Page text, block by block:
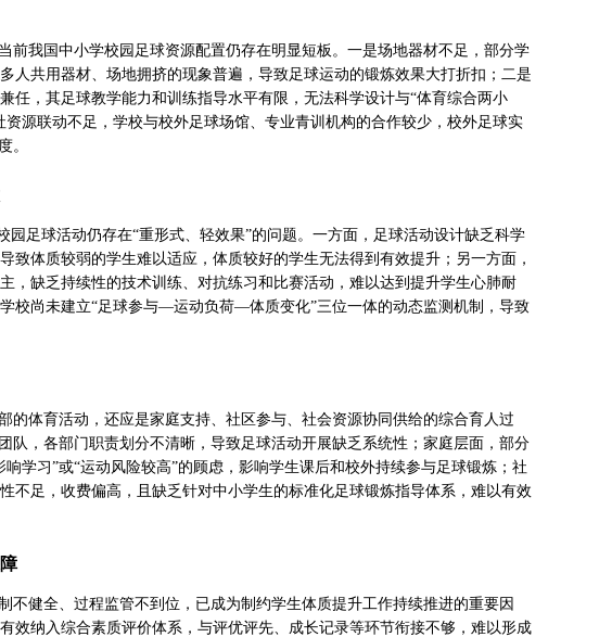
前我国中小学校园足球资源配置仍存在明显短板。一是场地器材不足，部分学
共用器材、场地拥挤的现象普遍，导致足球运动的锻炼效果大打折扣；二是
，其足球教学能力和训练指导水平有限，无法科学设计与“体育综合两小
源联动不足，学校与校外足球场馆、专业青训机构的合作较少，校外足球实
。
足球活动仍存在“重形式、轻效果”的问题。一方面，足球活动设计缺乏科学
体质较弱的学生难以适应，体质较好的学生无法得到有效提升；另一方面，
，缺乏持续性的技术训练、对抗练习和比赛活动，难以达到提升学生心肺耐
校尚未建立“足球参与—运动负荷—体质变化”三位一体的动态监测机制，导致
的体育活动，还应是家庭支持、社区参与、社会资源协同供给的综合育人过
队，各部门职责划分不清晰，导致足球活动开展缺乏系统性；家庭层面，部分
学习”或“运动风险较高”的顾虑，影响学生课后和校外持续参与足球锻炼；社
足，收费偏高，且缺乏针对中小学生的标准化足球锻炼指导体系，难以有效
不健全、过程监管不到位，已成为制约学生体质提升工作持续推进的重要因
效纳入综合素质评价体系，与评优评先、成长记录等环节衔接不够，难以形成